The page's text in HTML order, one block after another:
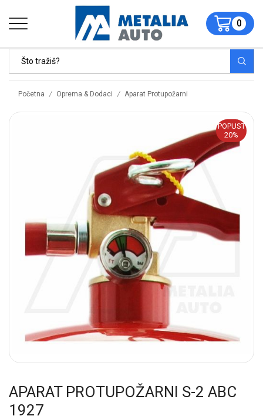
0
Početna / Oprema & Dodaci / Aparat Protupožarni
POPUST
20%
APARAT PROTUPOŽARNI S-2 ABC
1927